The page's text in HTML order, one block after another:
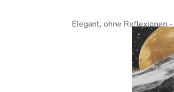
Elegant, ohne Reflexionen